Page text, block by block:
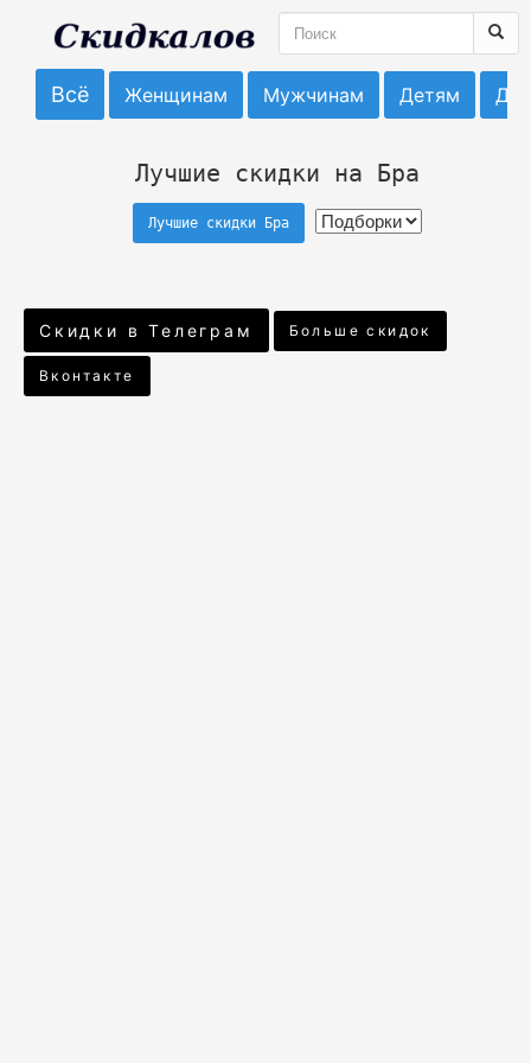
Всё Женщинам Мужчинам Детям
Лучшие скидки на Бра
Лучшие скидки Бра
Скидки в Телеграм Больше скидок
Вконтакте